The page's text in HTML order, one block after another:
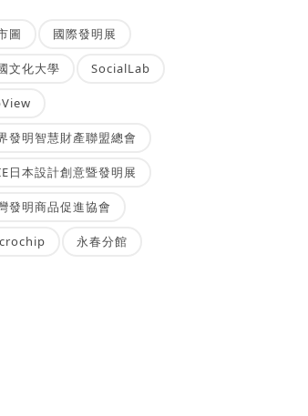
圖 國際發明展
文化大學 SocialLab
發明智慧財產聯盟總會
日本設計創意暨發明展
發明商品促進協會
永春分館